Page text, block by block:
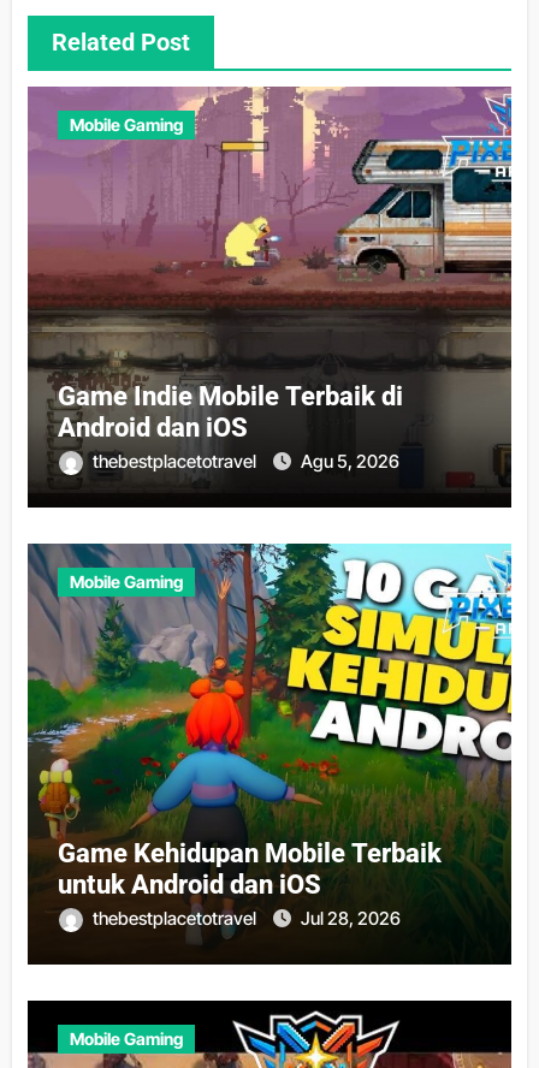
Related Post
Mobile Gaming
Game Indie Mobile Terbaik di
Android dan iOS
thebestplacetotravel Agu 5, 2026
Mobile Gaming
Game Kehidupan Mobile Terbaik
untuk Android dan iOS
thebestplacetotravel Jul 28, 2026
Mobile Gaming